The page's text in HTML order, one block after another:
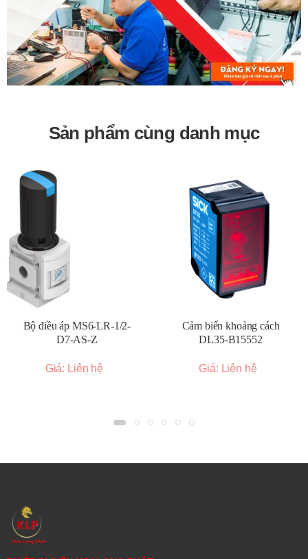
Sản phẩm cùng danh mục
Bộ điều áp MS6-LR-1/2-
D7-AS-Z
Giá: Liên hệ
Cảm biến khoảng cách
DL35-B15552
Giá: Liên hệ